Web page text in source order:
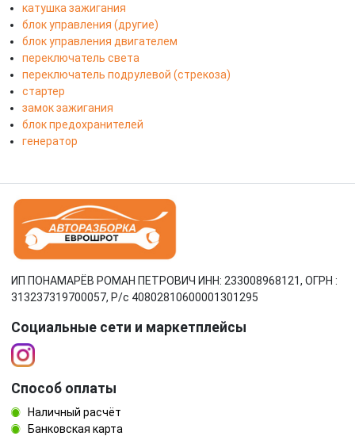
катушка зажигания
блок управления (другие)
блок управления двигателем
переключатель света
переключатель подрулевой (стрекоза)
стартер
замок зажигания
блок предохранителей
генератор
ИП ПОНАМАРЁВ РОМАН ПЕТРОВИЧ ИНН: 233008968121, ОГРН :
313237319700057, Р/c 40802810600001301295
Социальные сети и маркетплейсы
Способ оплаты
Наличный расчёт
Банковская карта